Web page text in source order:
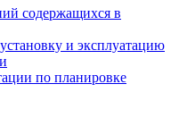
содержащихся в
и эксплуатацию
по планировке